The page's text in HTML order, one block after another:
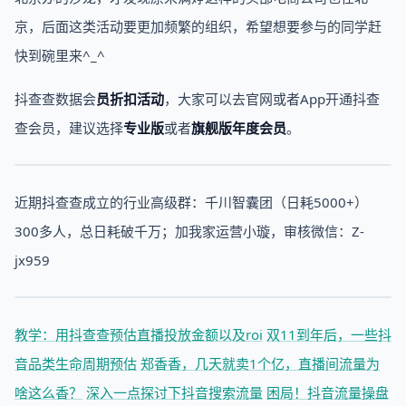
京，后面这类活动要更加频繁的组织，希望想要参与的同学赶
快到碗里来^_^
抖查查数据会员折扣活动，大家可以去官网或者App开通抖查
查会员，建议选择专业版或者旗舰版年度会员。
近期抖查查成立的行业高级群：千川智囊团（日耗5000+）
300多人，总日耗破千万；加我家运营小璇，审核微信：Z-
jx959
教学：用抖查查预估直播投放金额以及roi 双11到年后，一些抖
音品类生命周期预估 郑香香，几天就卖1个亿，直播间流量为
啥这么香？ 深入一点探讨下抖音搜索流量 困局！抖音流量操盘